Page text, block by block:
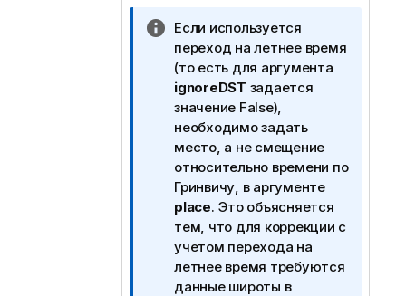
П
р
и
м
е
ч
а
н
и
е
к
и
н
ф
Если используется
переход на летнее время
(то есть для аргумента
ignoreDST задается
значение False),
необходимо задать
место, а не смещение
относительно времени по
Гринвичу, в аргументе
place. Это объясняется
тем, что для коррекции с
учетом перехода на
летнее время требуются
данные широты в